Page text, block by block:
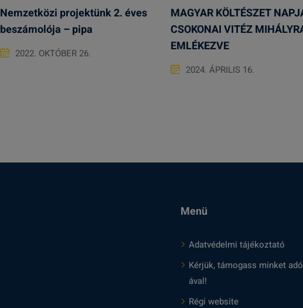
Nemzetközi projektünk 2. éves
beszámolója – pipa
2022. OKTÓBER 26.
MAGYAR KÖLTÉSZET
CSOKONAI VITÉZ
EMLÉKEZVE
2024. ÁPRILIS 16.
Menü
Adatvédelmi tájékoztató
Kérjük, támogass minket
ával!
Régi website